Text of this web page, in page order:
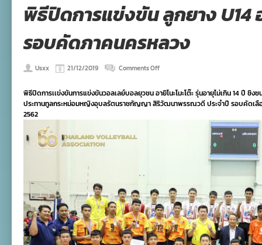
พิธีปิดการแข่งขัน ลูกยาง U14 อ
รอบคัดภาคนครหลวง
Usxx 21/12/2019 Comments Offon
การ
แข่งขัน
ภาค
นครหลวง
พิธีปิดการเเข่งขันการแข่งขันวอลเลย์บอลยุวชน อายิโนะโมะโต๊ะ รุ่นอายุไม่เกิน 14 ปี ชิง
ประทานทูลกระหม่อมหญิงอุบลรัตนราชกัญญา สิริวัฒนาพรรณวดี ประจำปี รอบคัดเลือ
2562